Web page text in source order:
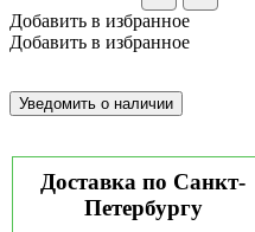
Добавить в избранное
Добавить в избранное
Доставка по Санкт-
Петербургу